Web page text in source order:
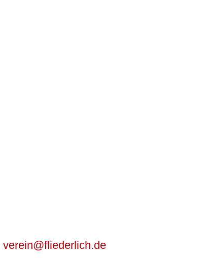
verein@fliederlich.de